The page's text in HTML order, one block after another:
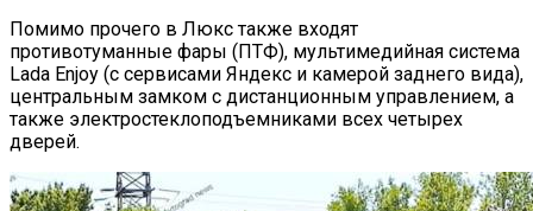
Помимо прочего в Люкс также входят
противотуманные фары (ПТФ), мультимедийная система
Lada Enjoy (с сервисами Яндекс и камерой заднего вида),
центральным замком с дистанционным управлением, а
также электростеклоподъемниками всех четырех
дверей.